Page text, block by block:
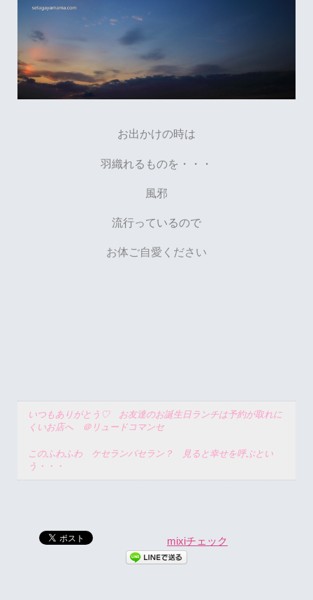
お出かけの時は
羽織れるものを・・・
風邪
流行っているので
お体ご自愛ください
いつもありがとう♡ お友達のお誕生日ランチは予約が取れに
くいお店へ ＠リュードコマンセ
このふわふわ ケセランパセラン？ 見ると幸せを呼ぶとい
う・・・
mixiチェック